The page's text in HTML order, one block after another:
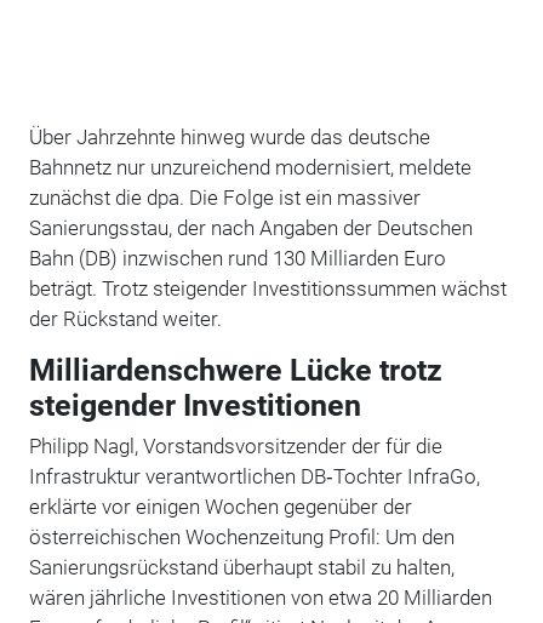
Über Jahrzehnte hinweg wurde das deutsche
Bahnnetz nur unzureichend modernisiert, meldete
zunächst die dpa. Die Folge ist ein massiver
Sanierungsstau, der nach Angaben der Deutschen
Bahn (DB) inzwischen rund 130 Milliarden Euro
beträgt. Trotz steigender Investitionssummen wächst
der Rückstand weiter.
Milliardenschwere Lücke trotz
steigender Investitionen
Philipp Nagl, Vorstandsvorsitzender der für die
Infrastruktur verantwortlichen DB‑Tochter InfraGo,
erklärte vor einigen Wochen gegenüber der
österreichischen Wochenzeitung Profil: Um den
Sanierungsrückstand überhaupt stabil zu halten,
wären jährliche Investitionen von etwa 20 Milliarden